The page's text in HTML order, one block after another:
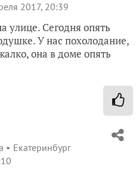
2017, 20:39
улице. Сегодня опять
У нас похолодание,
она в доме опять
Екатеринбург